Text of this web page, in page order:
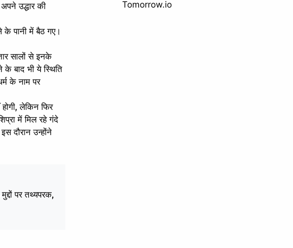
उद्धार की
के पानी में बैठ गए।
सालों से इनके
बाद भी ये स्थिति
के नाम पर
लेकिन फिर
में मिल रहे गंदे
दौरान उन्होंने
पर तथ्यपरक,